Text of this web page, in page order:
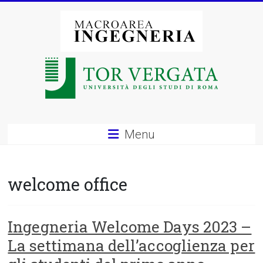
Macroarea
degli
di
Roma
Menu
welcome office
Ingegneria Welcome Days 2023 –
La settimana dell’accoglienza per